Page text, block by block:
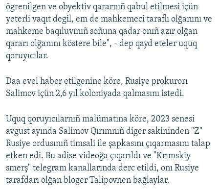
ögrenilgen ve obyektiv qararnıñ qabul etilmesi içün
yeterli vaqıt degil, em de mahkemeci taraflı olğanını ve
mahkeme baqıluvınıñ soñuna qadar onıñ azır olğan
qararı olğanını köstere bile", - dep qayd eteler uquq
qoruyıcılar.
Daa evel haber etilgenine köre, Rusiye prokurorı
Salimov içün 2,6 yıl koloniyada qalmasını istedi.
Uquq qoruyıcılarnıñ malümatına köre, 2023 senesi
avgust ayında Salimov Qırımnıñ diger sakininden "Z"
Rusiye ordusınıñ timsali ile şapkasını çıqarmasını talap
etken edi. Bu adise videoğa çıqarıldı ve "Krımskiy
smerş" telegram kanallarında derc etildi, onı Rusiye
tarafdarı olğan bloger Talipovnen bağlaylar.